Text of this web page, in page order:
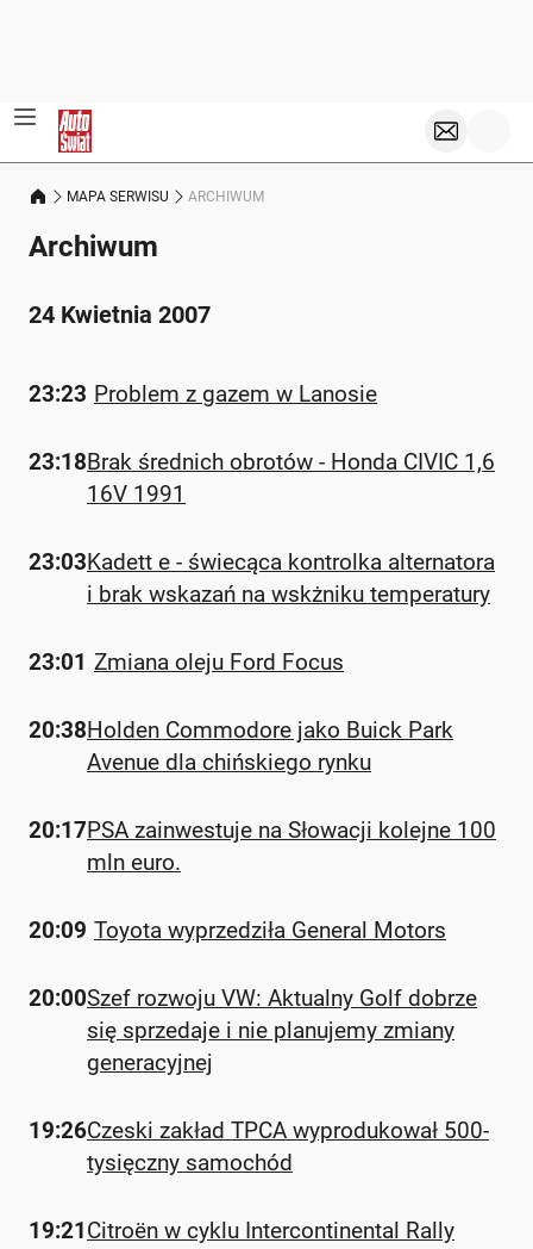
MAPA SERWISU ARCHIWUM
Archiwum
24 Kwietnia 2007
23:23 Problem z gazem w Lanosie
23:18Brak średnich obrotów - Honda CIVIC 1,6
16V 1991
23:03Kadett e - świecąca kontrolka alternatora
i brak wskazań na wskżniku temperatury
23:01 Zmiana oleju Ford Focus
20:38Holden Commodore jako Buick Park
Avenue dla chińskiego rynku
20:17PSA zainwestuje na Słowacji kolejne 100
mln euro.
20:09 Toyota wyprzedziła General Motors
20:00Szef rozwoju VW: Aktualny Golf dobrze
się sprzedaje i nie planujemy zmiany
generacyjnej
19:26Czeski zakład TPCA wyprodukował 500-
tysięczny samochód
19:21Citroën w cyklu Intercontinental Rally